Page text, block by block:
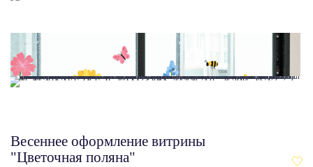
Весеннее оформление витрины
"Цветочная поляна"